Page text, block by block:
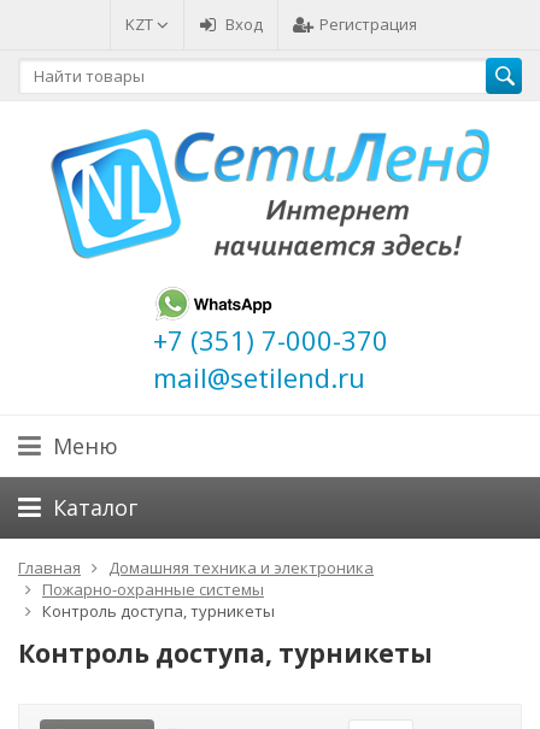
KZT Вход Регистрация
+7 (351) 7-000-370
mail@setilend.ru
Меню
Каталог
Главная
Домашняя техника и электроника
Пожарно-охранные системы
Контроль доступа, турникеты
Контроль доступа, турникеты